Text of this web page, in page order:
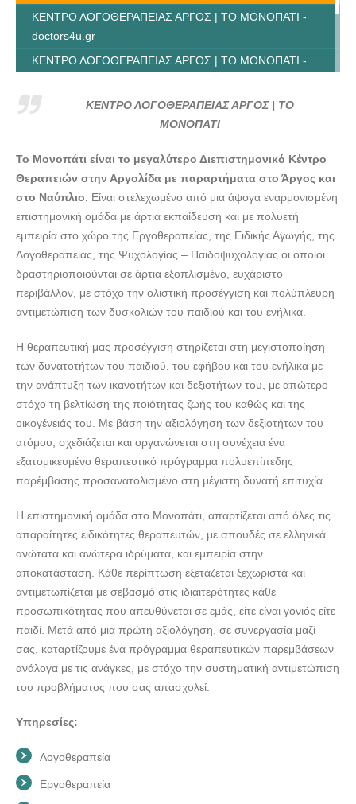
ΚΕΝΤΡΟ ΛΟΓΟΘΕΡΑΠΕΙΑΣ ΑΡΓΟΣ | ΤΟ ΜΟΝΟΠΑΤΙ -
doctors4u.gr
ΚΕΝΤΡΟ ΛΟΓΟΘΕΡΑΠΕΙΑΣ ΑΡΓΟΣ | ΤΟ ΜΟΝΟΠΑΤΙ -
ΚΕΝΤΡΟ ΛΟΓΟΘΕΡΑΠΕΙΑΣ ΑΡΓΟΣ | ΤΟ ΜΟΝΟΠΑΤΙ -
doctors4u.gr
ΚΕΝΤΡΟ ΛΟΓΟΘΕΡΑΠΕΙΑΣ ΑΡΓΟΣ | ΤΟ ΜΟΝΟΠΑΤΙ -
doctors4u.gr
ΚΕΝΤΡΟ ΛΟΓΟΘΕΡΑΠΕΙΑΣ ΑΡΓΟΣ | ΤΟ
ΜΟΝΟΠΑΤΙ
Το Μονοπάτι είναι το μεγαλύτερο Διεπιστημονικό Κέντρο
Θεραπειών στην Αργολίδα με παραρτήματα στο Άργος και
στο Ναύπλιο. Είναι στελεχωμένο από μια άψογα εναρμονισμένη
επιστημονική ομάδα με άρτια εκπαίδευση και με πολυετή
εμπειρία στο χώρο της Εργοθεραπείας, της Ειδικής Αγωγής, της
Λογοθεραπείας, της Ψυχολογίας – Παιδοψυχολογίας οι οποίοι
δραστηριοποιούνται σε άρτια εξοπλισμένο, ευχάριστο
περιβάλλον, με στόχο την ολιστική προσέγγιση και πολύπλευρη
αντιμετώπιση των δυσκολιών του παιδιού και του ενήλικα.
Η θεραπευτική μας προσέγγιση στηρίζεται στη μεγιστοποίηση
των δυνατοτήτων του παιδιού, του εφήβου και του ενήλικα με
την ανάπτυξη των ικανοτήτων και δεξιοτήτων του, με απώτερο
στόχο τη βελτίωση της ποιότητας ζωής του καθώς και της
οικογένειάς του. Με βάση την αξιολόγηση των δεξιοτήτων του
ατόμου, σχεδιάζεται και οργανώνεται στη συνέχεια ένα
εξατομικευμένο θεραπευτικό πρόγραμμα πολυεπίπεδης
παρέμβασης προσανατολισμένο στη μέγιστη δυνατή επιτυχία.
Η επιστημονική ομάδα στο Μονοπάτι, απαρτίζεται από όλες τις
απαραίτητες ειδικότητες θεραπευτών, με σπουδές σε ελληνικά
ανώτατα και ανώτερα ιδρύματα, και εμπειρία στην
αποκατάσταση. Κάθε περίπτωση εξετάζεται ξεχωριστά και
αντιμετωπίζεται με σεβασμό στις ιδιαιτερότητες κάθε
προσωπικότητας που απευθύνεται σε εμάς, είτε είναι γονιός είτε
παιδί. Μετά από μια πρώτη αξιολόγηση, σε συνεργασία μαζί
σας, καταρτίζουμε ένα πρόγραμμα θεραπευτικών παρεμβάσεων
ανάλογα με τις ανάγκες, με στόχο την συστηματική αντιμετώπιση
του προβλήματος που σας απασχολεί.
Υπηρεσίες:
Λογοθεραπεία
Εργοθεραπεία